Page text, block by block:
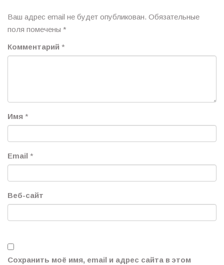
Ваш адрес email не будет опубликован. Обязательные
поля помечены *
Комментарий *
Имя *
Email *
Веб-сайт
Сохранить моё имя, email и адрес сайта в этом